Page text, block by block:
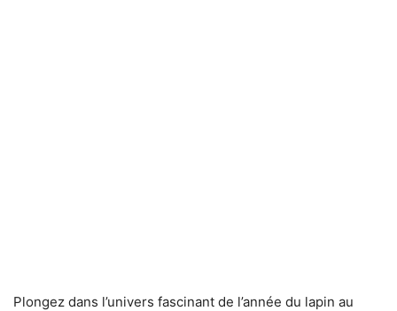
Plongez dans l’univers fascinant de l’année du lapin au